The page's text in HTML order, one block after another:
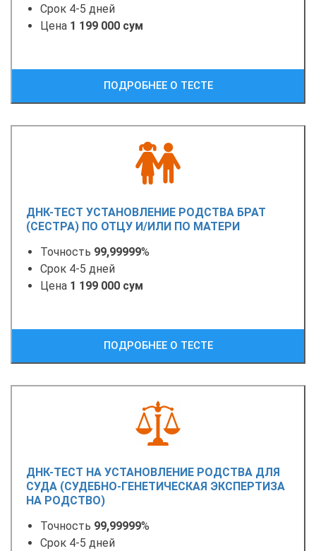
Срок 4-5 дней
Цена 1 199 000 сум
ПОДРОБНЕЕ О ТЕСТЕ
ДНК-ТЕСТ УСТАНОВЛЕНИЕ РОДСТВА БРАТ
(СЕСТРА) ПО ОТЦУ И/ИЛИ ПО МАТЕРИ
Точность 99,99999%
Срок 4-5 дней
Цена 1 199 000 сум
ПОДРОБНЕЕ О ТЕСТЕ
ДНК-ТЕСТ НА УСТАНОВЛЕНИЕ РОДСТВА ДЛЯ
СУДА (СУДЕБНО-ГЕНЕТИЧЕСКАЯ ЭКСПЕРТИЗА
НА РОДСТВО)
Точность 99,99999%
Срок 4-5 дней